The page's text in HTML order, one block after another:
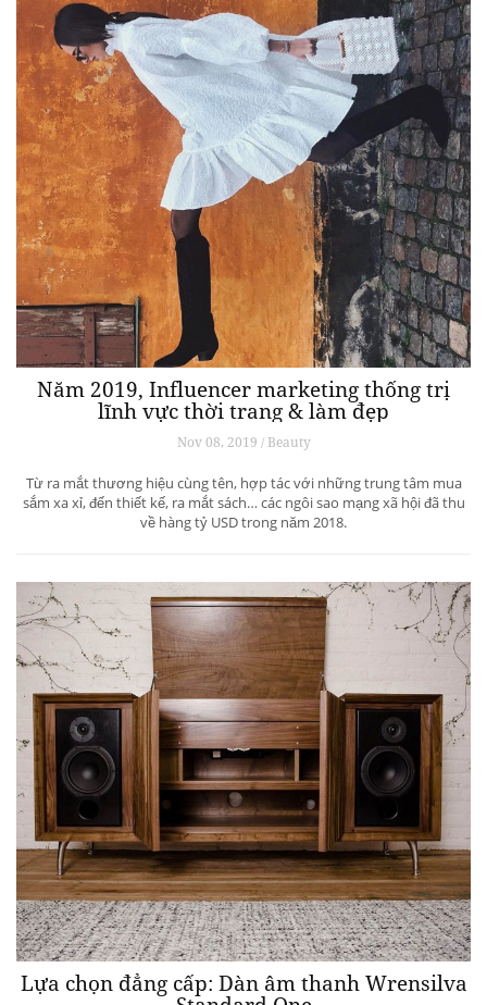
Năm 2019, Influencer marketing thống trị
lĩnh vực thời trang & làm đẹp
Nov 08, 2019 / Beauty
Từ ra mắt thương hiệu cùng tên, hợp tác với những trung tâm mua
sắm xa xỉ, đến thiết kế, ra mắt sách… các ngôi sao mạng xã hội đã thu
về hàng tỷ USD trong năm 2018.
Lựa chọn đẳng cấp: Dàn âm thanh Wrensilva